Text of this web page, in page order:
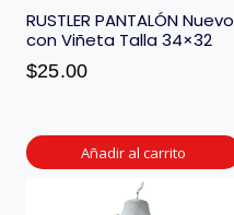
RUSTLER PANTALÓN Nuevo
con Viñeta Talla 34×32
$25.00
Añadir al carrito